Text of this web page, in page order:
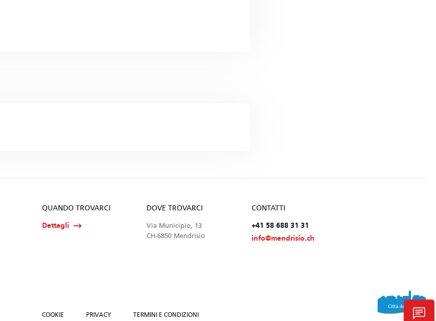
QUANDO TROVARCI
Dettagli
CONTATTI
+41 58 688 31 31
info@mendrisio.ch
DOVE TROVARCI
Via Municipio, 13
CH-6850 Mendrisio
COOKIE PRIVACY TERMINI E CONDIZIONI chat